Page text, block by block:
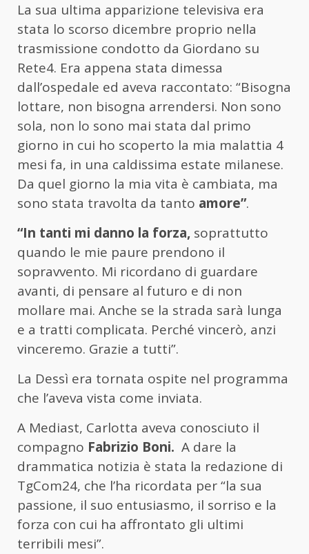
La sua ultima apparizione televisiva era
stata lo scorso dicembre proprio nella
trasmissione condotto da Giordano su
Rete4. Era appena stata dimessa
dall’ospedale ed aveva raccontato: “Bisogna
lottare, non bisogna arrendersi. Non sono
sola, non lo sono mai stata dal primo
giorno in cui ho scoperto la mia malattia 4
mesi fa, in una caldissima estate milanese.
Da quel giorno la mia vita è cambiata, ma
sono stata travolta da tanto amore”.
“In tanti mi danno la forza, soprattutto
quando le mie paure prendono il
sopravvento. Mi ricordano di guardare
avanti, di pensare al futuro e di non
mollare mai. Anche se la strada sarà lunga
e a tratti complicata. Perché vincerò, anzi
vinceremo. Grazie a tutti”.
La Dessì era tornata ospite nel programma
che l’aveva vista come inviata.
A Mediast, Carlotta aveva conosciuto il
compagno Fabrizio Boni. A dare la
drammatica notizia è stata la redazione di
TgCom24, che l’ha ricordata per “la sua
passione, il suo entusiasmo, il sorriso e la
forza con cui ha affrontato gli ultimi
terribili mesi”.